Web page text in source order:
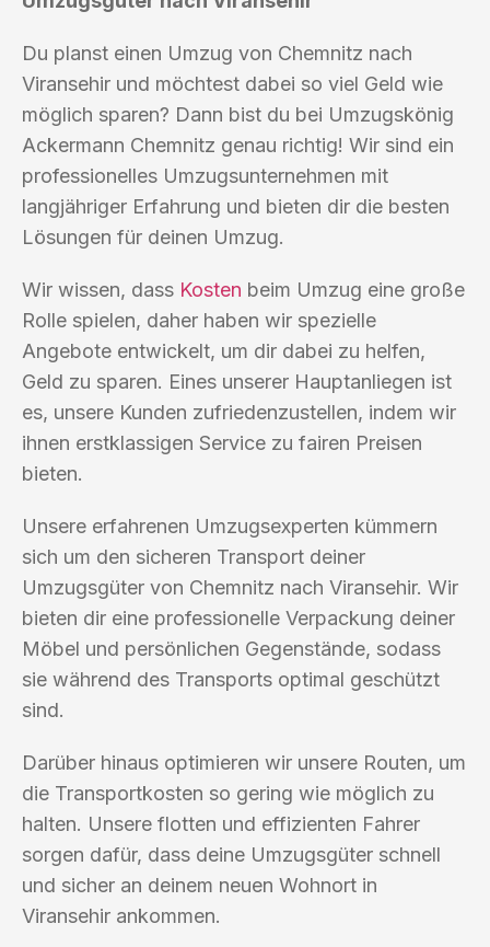
Du planst einen Umzug von Chemnitz nach
Viransehir und möchtest dabei so viel Geld wie
möglich sparen? Dann bist du bei Umzugskönig
Ackermann Chemnitz genau richtig! Wir sind ein
professionelles Umzugsunternehmen mit
langjähriger Erfahrung und bieten dir die besten
Lösungen für deinen Umzug.
Wir wissen, dass Kosten beim Umzug eine große
Rolle spielen, daher haben wir spezielle
Angebote entwickelt, um dir dabei zu helfen,
Geld zu sparen. Eines unserer Hauptanliegen ist
es, unsere Kunden zufriedenzustellen, indem wir
ihnen erstklassigen Service zu fairen Preisen
bieten.
Unsere erfahrenen Umzugsexperten kümmern
sich um den sicheren Transport deiner
Umzugsgüter von Chemnitz nach Viransehir. Wir
bieten dir eine professionelle Verpackung deiner
Möbel und persönlichen Gegenstände, sodass
sie während des Transports optimal geschützt
sind.
Darüber hinaus optimieren wir unsere Routen, um
die Transportkosten so gering wie möglich zu
halten. Unsere flotten und effizienten Fahrer
sorgen dafür, dass deine Umzugsgüter schnell
und sicher an deinem neuen Wohnort in
Viransehir ankommen.